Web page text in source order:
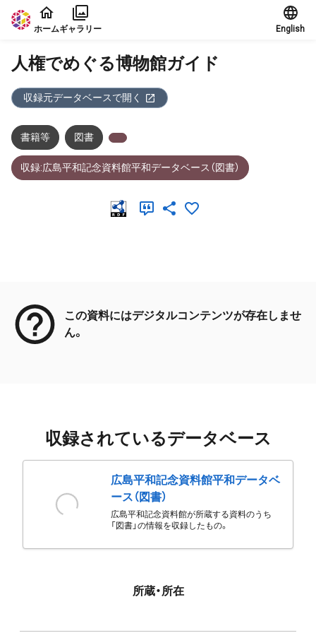
本文に飛ぶ
ホームギャラリー English
人権でめぐる博物館ガイド
収録元データベースで開く
書籍等 図書
収録:広島平和記念資料館平和データベース（図書）
この資料にはデジタルコンテンツが存在しませ
ん。
収録されているデータベース
広島平和記念資料館平和データベ
ース（図書）
広島平和記念資料館が所蔵する資料のうち
「図書」の情報を収録したもの。
所蔵・所在